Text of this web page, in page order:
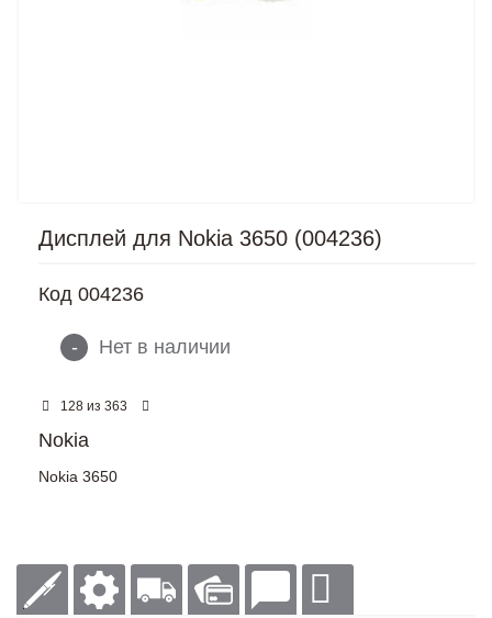
Дисплей для Nokia 3650 (004236)
Код 004236
- Нет в наличии
128 из 363
Nokia
Nokia 3650